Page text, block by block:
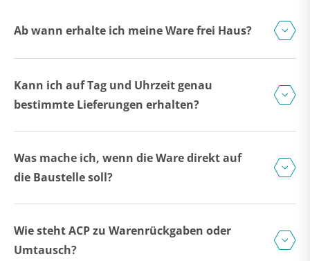
Ab wann erhalte ich meine Ware frei Haus?
Kann ich auf Tag und Uhrzeit genau
bestimmte Lieferungen erhalten?
Was mache ich, wenn die Ware direkt auf
die Baustelle soll?
Wie steht ACP zu Warenrückgaben oder
Umtausch?